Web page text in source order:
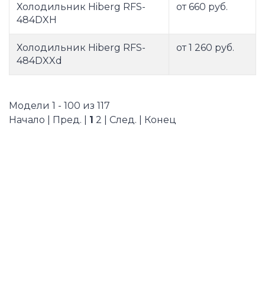
Холодильник Hiberg RFS-
484DXH
от 660 руб.
Холодильник Hiberg RFS-
484DXXd
от 1 260 руб.
Модели 1 - 100 из 117
Начало | Пред. | 1 2 След. Конец